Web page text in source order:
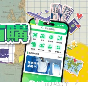
請選擇